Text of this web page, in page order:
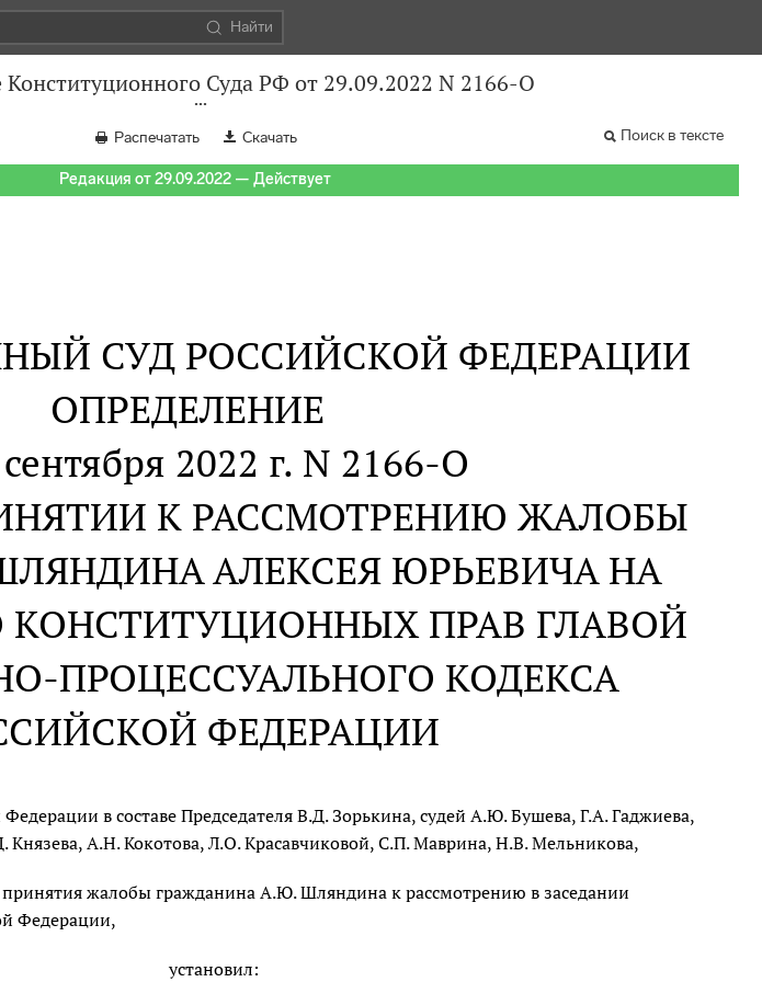
Найти
Конституционного Суда РФ от 29.09.2022 N 2166-О
Распечатать Скачать Поиск в тексте
Редакция от 29.09.2022 — Действует
СУД РОССИЙСКОЙ ФЕДЕРАЦИИ
ОПРЕДЕЛЕНИЕ
2022 г. N 2166-О
К РАССМОТРЕНИЮ ЖАЛОБЫ
АЛЕКСЕЯ ЮРЬЕВИЧА НА
КОНСТИТУЦИОННЫХ ПРАВ ГЛАВОЙ
ПРОЦЕССУАЛЬНОГО КОДЕКСА
ФЕДЕРАЦИИ
в составе Председателя В.Д. Зорькина, судей А.Ю. Бушева, Г.А. Гаджиева,
А.Н. Кокотова, Л.О. Красавчиковой, С.П. Маврина, Н.В. Мельникова,
принятия жалобы гражданина А.Ю. Шляндина к рассмотрению в заседании
Федерации,
установил: